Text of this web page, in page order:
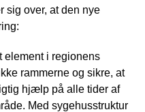
sig over, at den nye
element i regionens
rammerne og sikre, at
hjælp på alle tider af
Med sygehusstruktur